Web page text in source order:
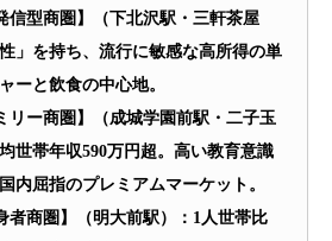
信型商圏】（下北沢駅・三軒茶屋
」を持ち、流行に敏感な高所得の単
ーと飲食の中心地。
リー商圏】（成城学園前駅・二子玉
世帯年収590万円超。高い教育意識
内屈指のプレミアムマーケット。
者商圏】（明大前駅）：1人世帯比